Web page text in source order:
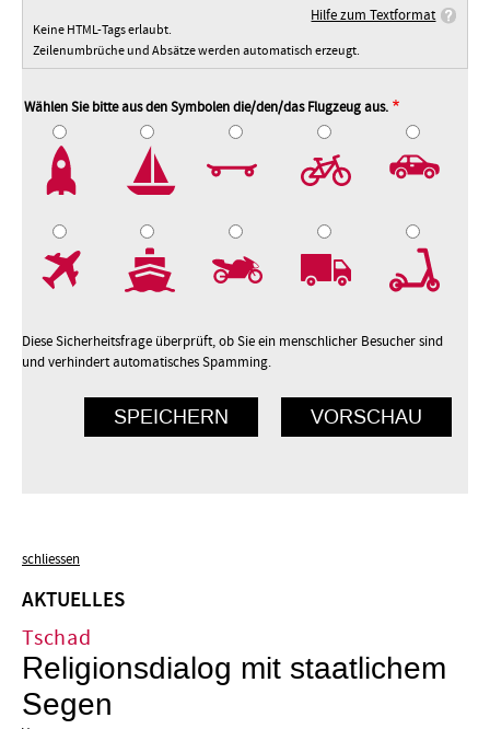
Hilfe zum Textformat
Keine HTML-Tags erlaubt.
Zeilenumbrüche und Absätze werden automatisch erzeugt.
Wählen Sie bitte aus den Symbolen die/den/das Flugzeug aus.
Diese Sicherheitsfrage überprüft, ob Sie ein menschlicher Besucher sind
und verhindert automatisches Spamming.
schliessen
AKTUELLES
Tschad
Religionsdialog mit staatlichem
Segen